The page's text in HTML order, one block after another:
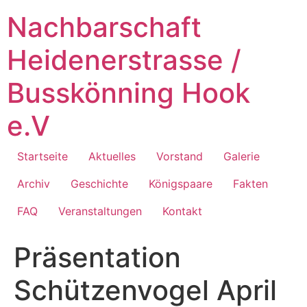
Inhalt
springen
Nachbarschaft
Heidenerstrasse /
Busskönning Hook
e.V
Startseite Aktuelles Vorstand
Galerie
Archiv
Geschichte Königspaare
Fakten
FAQ
Veranstaltungen Kontakt
Präsentation
Schützenvogel April